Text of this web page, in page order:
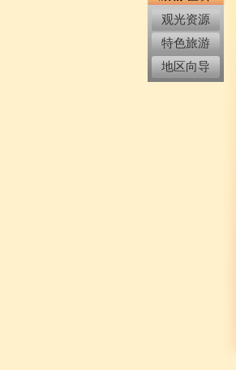
观光资源
特色旅游
地区向导